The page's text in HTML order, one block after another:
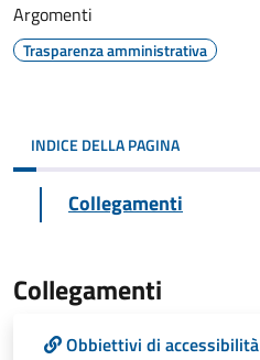
Argomenti
Trasparenza amministrativa
INDICE DELLA PAGINA
Collegamenti
Collegamenti
Obbiettivi di accessibilità